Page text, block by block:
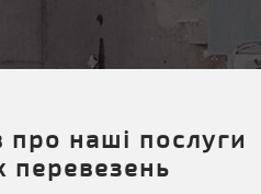
про наші послуги
перевезень